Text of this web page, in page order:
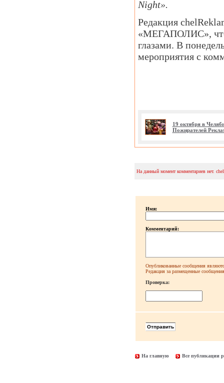
Night».
Редакция
«МЕГАПОЛИС», что
глазами. В
мероприятия с
19 октября в
Пожирателей
На данный момент комментариев нет.
Имя:
Комментарий:
Опубликованные сообщения
Редакция за размещенные сообщения
Проверка:
На главную Все публикации